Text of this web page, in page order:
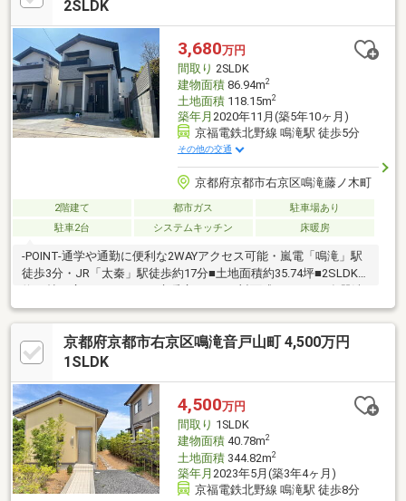
2SLDK
3,680万円
間取り 2SLDK
建物面積86.94m2
土地面積118.15m2
築年月 2020年11月(築5年10ヶ月)
京福電鉄北野線 鳴滝駅 徒歩5分
その他の交通
京都府京都市右京区鳴滝藤ノ木町
2階建て 都市ガス
駐車場あり
駐車2台
システムキッチン 床暖房
-POINT-通学や通勤に便利な2WAYアクセス可能・嵐電「鳴滝」駅
徒歩3分・JR「太秦」駅徒歩約17分■土地面積約35.74坪■2SLDK■
浄乾燥機■浴室暖房乾燥機■複層ガラスサッシ■車2台駐車可能（車
種による）■前面道路との高低差なし周辺施設が充実した立地で
す！内覧可能です！ぜひ一度お問い合わせください♪
京都府京都市右京区鳴滝音戸山町 4,500万円
1SLDK
4,500万円
間取り 1SLDK
建物面積40.78m2
土地面積344.82m2
築年月 2023年5月(築3年4ヶ月)
京福電鉄北野線 鳴滝駅 徒歩8分